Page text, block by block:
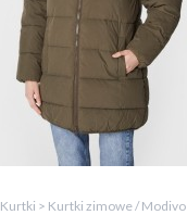
Kurtki > Kurtki zimowe / Modivo